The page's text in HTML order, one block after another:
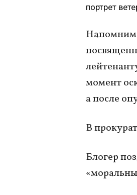
портрет
момент
а после
В
Блогер